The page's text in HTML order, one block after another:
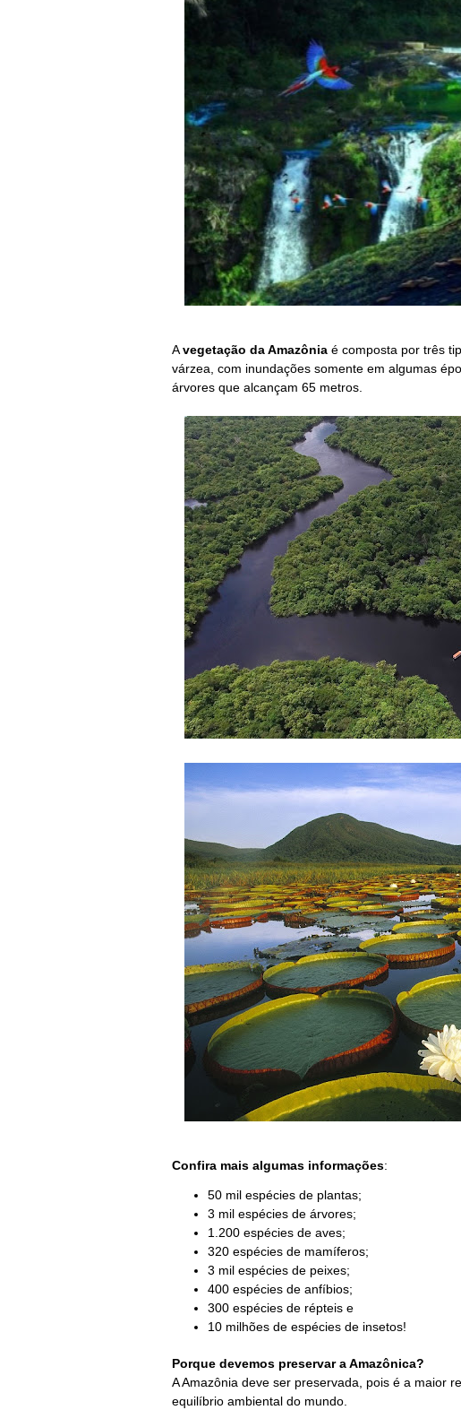
Avegetação da Amazônia é composta por três
várzea, com inundações somente em algumas
árvores que alcançam 65 metros.
Confira mais algumas informações:
50 mil espécies de plantas;
3 mil espécies de árvores;
1.200 espécies de aves;
320 espécies de mamíferos;
3 mil espécies de peixes;
400 espécies de anfíbios;
300 espécies de répteis e
10 milhões de espécies de insetos!
Porque devemos preservar a Amazônica?
A Amazônia deve ser preservada, pois é a maior
equilíbrio ambiental do mundo.